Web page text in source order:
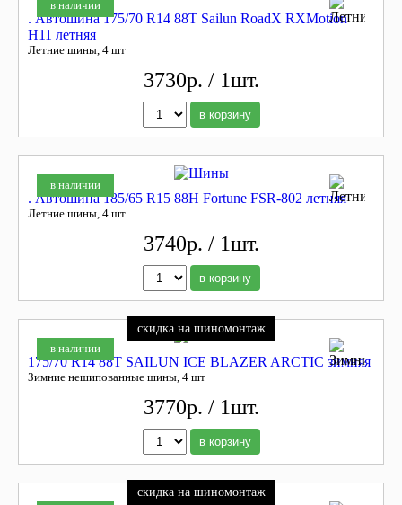
в наличии
. Автошина 175/70 R14 88T Sailun RoadX RXMotion
H11 летняя
Летние шины, 4 шт
3730р. / 1шт.
в корзину
в наличии
. Автошина 185/65 R15 88H Fortune FSR-802 летняя
Летние шины, 4 шт
3740р. / 1шт.
в корзину
в наличии
скидка на шиномонтаж
175/70 R14 88T SAILUN ICE BLAZER ARCTIC зимняя
Зимние нешипованные шины, 4 шт
3770р. / 1шт.
в корзину
скидка на шиномонтаж